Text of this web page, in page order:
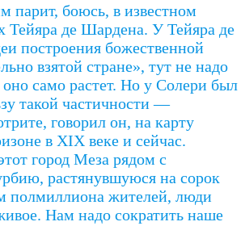
парит, боюсь, в известном
Тейяра де Шардена. У Тейяра де
построения божественной
взятой стране», тут не надо
оно само растет. Но у Солери был
такой частичности —
говорил он, на карту
в XIX веке и сейчас.
город Меза рядом с
растянувшуюся на сорок
полмиллиона жителей, люди
Нам надо сократить наше